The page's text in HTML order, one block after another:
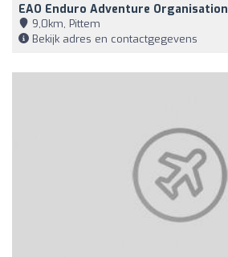
EAO Enduro Adventure Organisation
9,0km, Pittem
Bekijk adres en contactgegevens